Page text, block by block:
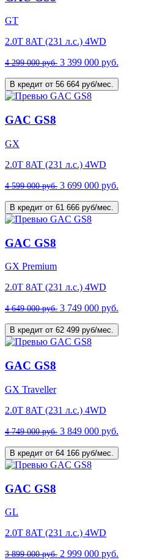
GT
2.0T 8AT (231 л.с.) 4WD
4 299 000 руб. 3 399 000 руб.
В кредит от 56 664 руб/мес.
GAC GS8
GX
2.0T 8AT (231 л.с.) 4WD
4 599 000 руб. 3 699 000 руб.
В кредит от 61 666 руб/мес.
GAC GS8
GX Premium
2.0T 8AT (231 л.с.) 4WD
4 649 000 руб. 3 749 000 руб.
В кредит от 62 499 руб/мес.
GAC GS8
GX Traveller
2.0T 8AT (231 л.с.) 4WD
4 749 000 руб. 3 849 000 руб.
В кредит от 64 166 руб/мес.
GAC GS8
GL
2.0T 8AT (231 л.с.) 4WD
3 899 000 руб. 2 999 000 руб.